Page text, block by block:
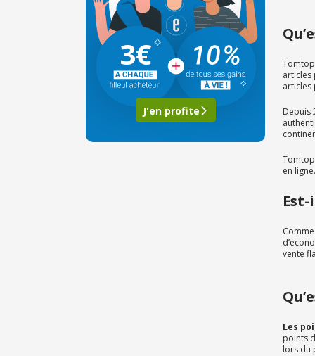
3€
J'en profite
articles
articles
Depuis
en
vente
Les
points
lors du